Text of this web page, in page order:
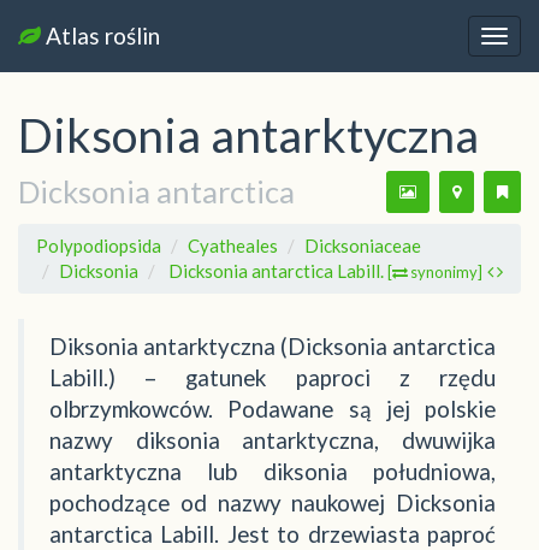
Atlas roślin
Diksonia antarktyczna
Dicksonia antarctica
Polypodiopsida Cyatheales
Dicksoniaceae
Dicksonia
Dicksonia antarctica Labill. [ synonimy]
Diksonia antarktyczna (Dicksonia antarctica
Labill.) – gatunek paproci z rzędu
olbrzymkowców. Podawane są jej polskie
nazwy diksonia antarktyczna, dwuwijka
antarktyczna lub diksonia południowa,
pochodzące od nazwy naukowej Dicksonia
antarctica Labill. Jest to drzewiasta paproć